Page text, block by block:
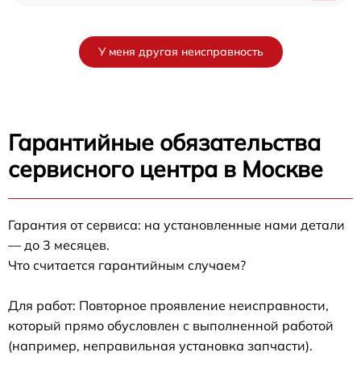
У меня другая неисправность
Гарантийные обязательства
сервисного центра в Москве
Гарантия от сервиса: на установленные нами детали
— до 3 месяцев.
Что считается гарантийным случаем?
Для работ: Повторное проявление неисправности,
который прямо обусловлен с выполненной работой
(например, неправильная установка запчасти).